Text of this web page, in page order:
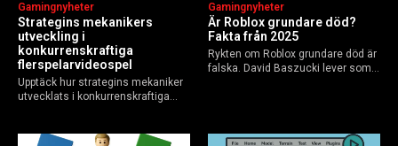
Strategins mekanikers
utveckling i
konkurrenskraftiga
flerspelarvideospel
Gamingnyheter
Upptäck hur strategins mekaniker
utvecklats i konkurrenskraftiga
AI-drivna innovationer.
Är Roblox grundare död?
Fakta från 2025
Gamingnyheter
Rykten om Roblox grundare död är
falska. David Baszucki lever som